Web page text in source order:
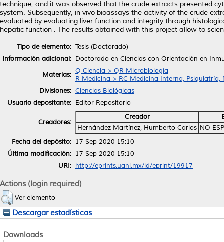
technique, and it was observed that the crude extracts presented
system. Subsequently, in vivo bioassays the activity of the crude
evaluated by evaluating liver function and integrity through
hepatic function . The results obtained with this project allow to
Tipo de elemento: Tesis (Doctorado)
Información adicional: Doctorado en Ciencias con Orientación en
Materias: Q Ciencia > QR Microbiología
R Medicina > RC Medicina Interna, Psiquiatría,
Divisiones: Ciencias Biológicas
Usuario depositante: Editor Repositorio
Creadores:
Creador
Hernández Martínez, Humberto Carlos NO
Fecha del depósito: 17 Sep 2020 15:10
Última modificación: 17 Sep 2020 15:10
URI: http://eprints.uanl.mx/id/eprint/19917
Actions (login required)
Ver elemento
Descargar estadísticas
Downloads